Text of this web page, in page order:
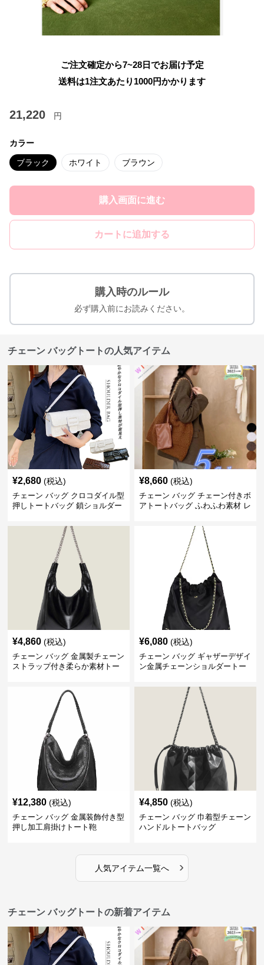
ご注文確定から7~28日でお届け予定
送料は1注文あたり 1000円かかります
21,220 円
カラー
ブラック ホワイト ブラウン
購入画面に進む
カートに追加する
購入時のルール
必ず購入前にお読みください。
チェーン バッグトートの人気アイテム
¥2,680 (税込)
チェーン バッグ クロコダイル型
押しトートバッグ 鎖ショルダー
¥8,660 (税込)
チェーン バッグ チェーン付きボ
アトートバッグ ふわふわ素材 レ
¥4,860 (税込)
チェーン バッグ 金属製チェーン
ストラップ付き柔らか素材トー
¥6,080 (税込)
チェーン バッグ ギャザーデザイ
ン金属チェーンショルダートー
¥12,380 (税込)
チェーン バッグ 金属装飾付き型
押し加工肩掛けトート鞄
¥4,850 (税込)
チェーン バッグ 巾着型チェーン
ハンドルトートバッグ
人気アイテム一覧へ ›
チェーン バッグトートの新着アイテム